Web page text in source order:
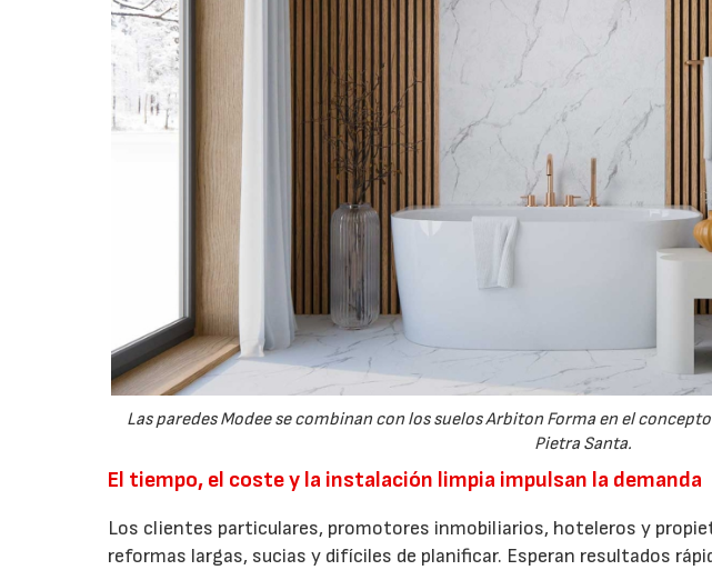
Las paredes Modee se combinan con los suelos Arbiton Forma en el
Pietra Santa.
El tiempo, el coste y la instalación limpia impulsan la demanda
Los clientes particulares, promotores inmobiliarios, hoteleros y
reformas largas, sucias y difíciles de planificar. Esperan resultados